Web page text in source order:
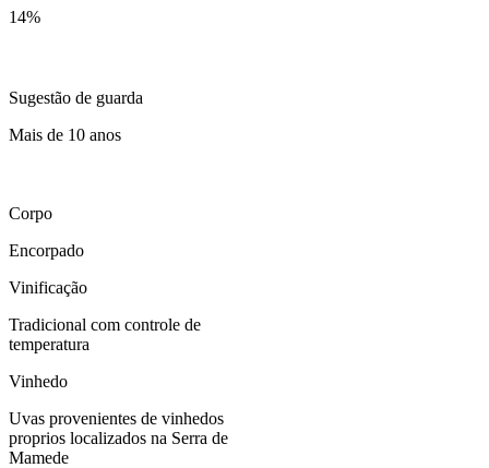
14%
Sugestão de guarda
Mais de 10 anos
Corpo
Encorpado
Vinificação
Tradicional com controle de
temperatura
Vinhedo
Uvas provenientes de vinhedos
proprios localizados na Serra de
Mamede